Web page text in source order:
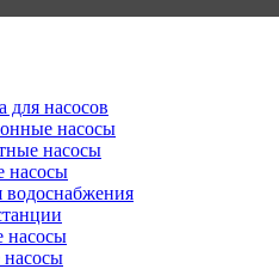
для насосов
насосы
насосы
насосы
водоснабжения
насосы